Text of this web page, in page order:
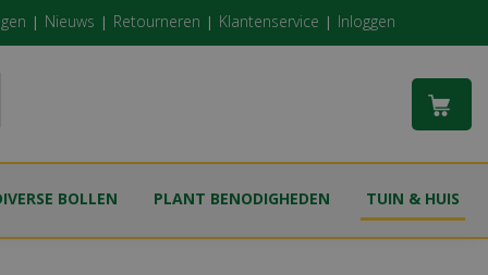
Nieuws Retourneren Klantenservice Inloggen
BOLLEN PLANT BENODIGHEDEN TUIN & HUIS